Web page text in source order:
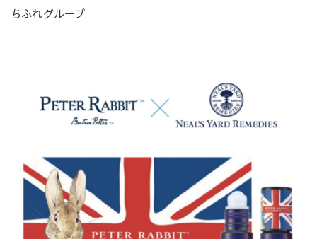
ちふれグループ